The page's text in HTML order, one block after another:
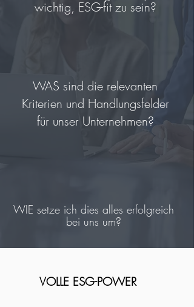
wichtig, ESG-fit zu sein?
WAS sind die relevanten
Kriterien und Handlungsfelder
für unser Unternehmen?
WIE setze ich dies alles erfolgreich
bei uns um?
VOLLE ESG-POWER